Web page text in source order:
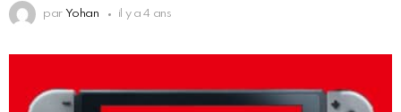
par Yohan il y a 4 ans